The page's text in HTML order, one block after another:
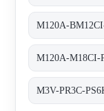
M3V-PR3C-